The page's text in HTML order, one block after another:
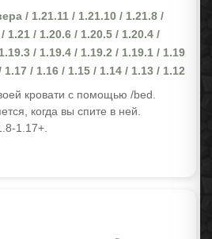
/ 1.21.11 / 1.21.10 / 1.21.8 /
1.21 / 1.20.6 / 1.20.5 / 1.20.4 /
/ 1.19.4 / 1.19.2 / 1.19.1 / 1.19
/ 1.16 / 1.15 / 1.14 / 1.13 / 1.12
кровати с помощью /bed.
когда вы спите в ней.
1.17+.